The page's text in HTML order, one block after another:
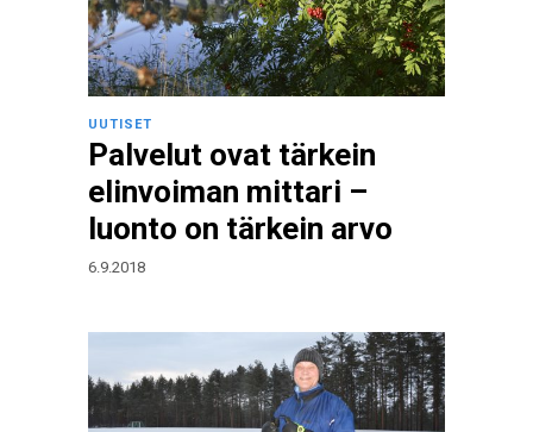
UUTISET
Palvelut ovat tärkein
elinvoiman mittari –
luonto on tärkein arvo
6.9.2018